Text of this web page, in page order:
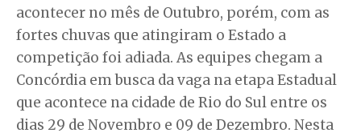
acontecer no mês de Outubro, porém, com as
fortes chuvas que atingiram o Estado a
competição foi adiada. As equipes chegam a
Concórdia em busca da vaga na etapa Estadual
que acontece na cidade de Rio do Sul entre os
dias 29 de Novembro e 09 de Dezembro. Nesta